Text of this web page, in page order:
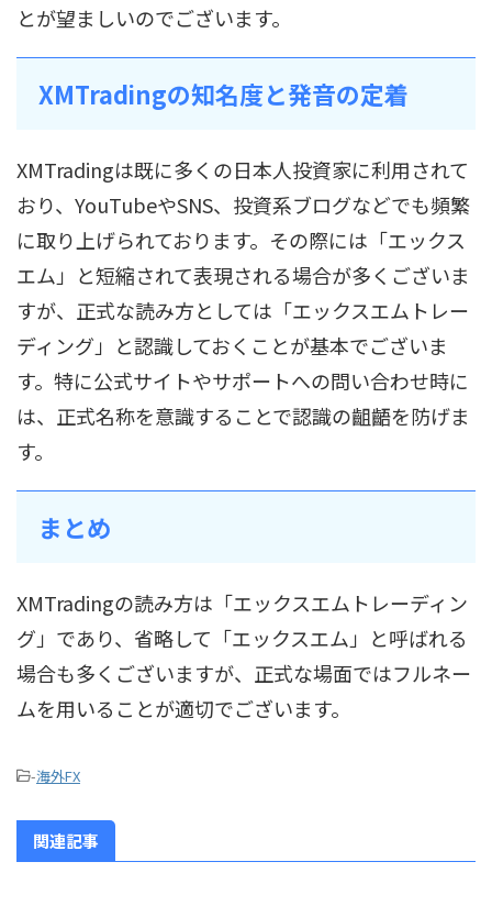
とが望ましいのでございます。
XMTradingの知名度と発音の定着
XMTradingは既に多くの日本人投資家に利用されて
おり、YouTubeやSNS、投資系ブログなどでも頻繁
に取り上げられております。その際には「エックス
エム」と短縮されて表現される場合が多くございま
すが、正式な読み方としては「エックスエムトレー
ディング」と認識しておくことが基本でございま
す。特に公式サイトやサポートへの問い合わせ時に
は、正式名称を意識することで認識の齟齬を防げま
す。
まとめ
XMTradingの読み方は「エックスエムトレーディン
グ」であり、省略して「エックスエム」と呼ばれる
場合も多くございますが、正式な場面ではフルネー
ムを用いることが適切でございます。
-海外FX
関連記事